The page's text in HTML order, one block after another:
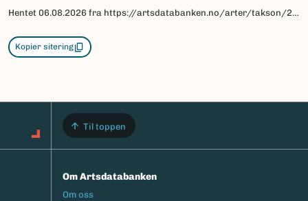
Hentet 06.08.2026 fra https://artsdatabanken.no/arter/takson/203652
Kopier sitering
Til toppen
Om Artsdatabanken
Footermeny
Om oss